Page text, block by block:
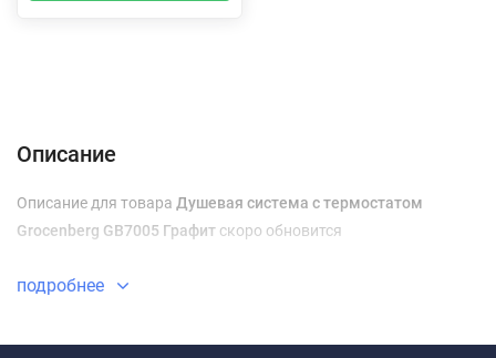
Описание
Описание для товара Душевая система с термостатом
Grocenberg GB7005 Графит скоро обновится
подробнее